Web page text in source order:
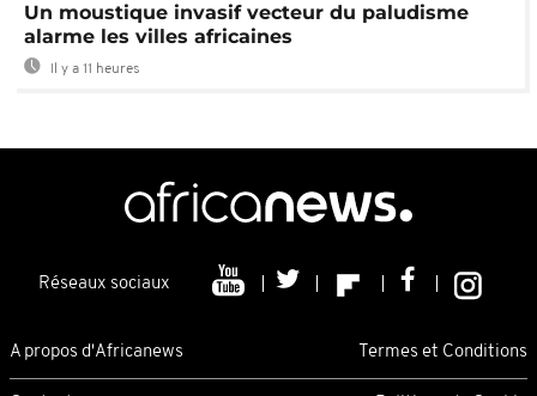
Un moustique invasif vecteur du paludisme
alarme les villes africaines
Il y a 11 heures
Réseaux sociaux
A propos d'Africanews Termes et Conditions